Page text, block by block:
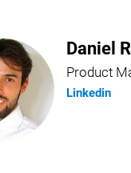
Daniel
Product
Linkedin